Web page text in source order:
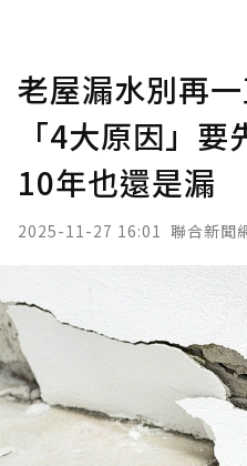
老屋漏水別再
「4大原因」
10年也還是漏
2025-11-27 16:01 聯合新聞